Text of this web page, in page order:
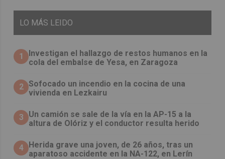
LO MÁS LEIDO
1
Investigan el hallazgo de restos humanos en la
cola del embalse de Yesa, en Zaragoza
2 Sofocado un incendio en la cocina de una
vivienda en Lezkairu
3
Un camión se sale de la vía en la AP-15 a la
altura de Olóriz y el conductor resulta herido
4 Herida grave una joven, de 26 años, tras un
aparatoso accidente en la NA-122, en Lerín